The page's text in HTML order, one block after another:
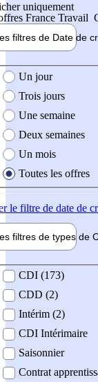
uniquement
France Travail
filtres de Date de
création de l'offre
Un jour
Trois jours
Une semaine
Deux semaines
Un mois
Toutes les offres
le filtre de date de
filtres de types de
contrat
CDI (173)
CDD (2)
Intérim (2)
CDI Intérimaire
Saisonnier
Contrat